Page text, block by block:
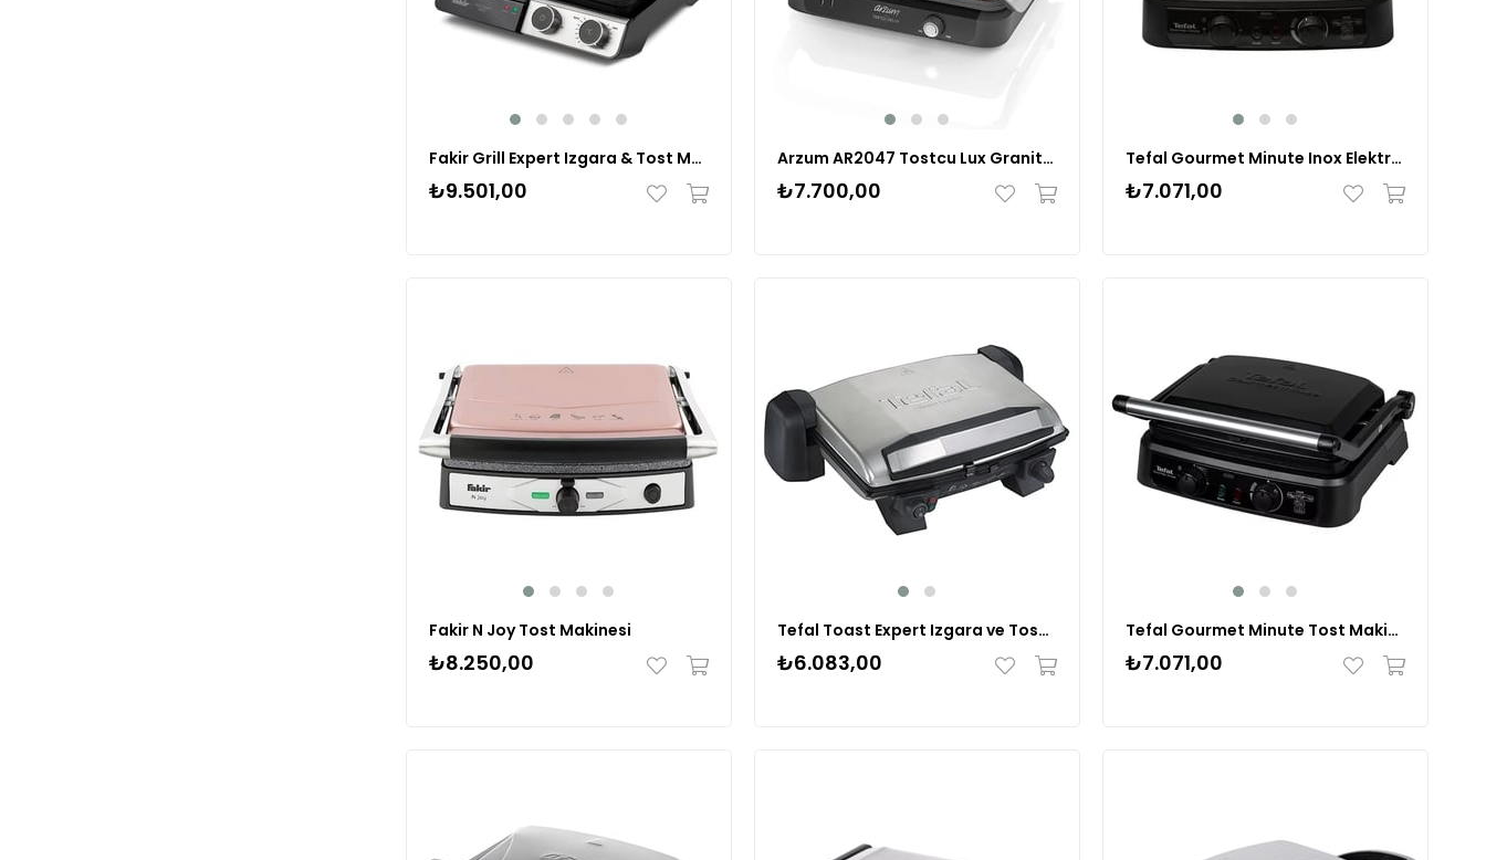
Fakir Grill Expert Izgara & Tost Makinesi Steel
₺9.501,00
Arzum AR2047 Tostcu Lux Granite Izgara Ve Tost Makinesi Toprak
₺7.700,00
Tefal Gourmet Minute Inox Elektrikli Izgara ve Tost Makinesi
₺7.071,00
Fakir N Joy Tost Makinesi
₺8.250,00
Tefal Toast Expert Izgara ve Tost Makinesi Gümüş
₺6.083,00
Tefal Gourmet Minute Tost Makinesi Siyah
₺7.071,00